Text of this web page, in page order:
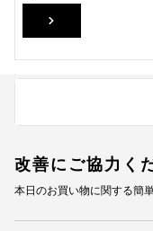
改善にご協力く
本日のお買い物に関する簡